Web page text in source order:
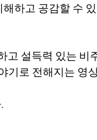
하고 공감할 수
설득력 있는 비
기로 전해지는 영